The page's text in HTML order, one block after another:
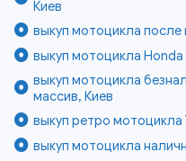
Киев
выкуп мотоцикла
выкуп мотоцикла Honda
выкуп мотоцикла
массив, Киев
выкуп ретро мотоцикла
выкуп мотоцикла